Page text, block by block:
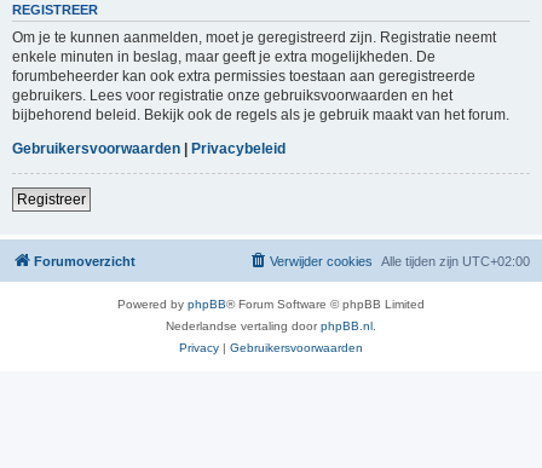
REGISTREER
Om je te kunnen aanmelden, moet je geregistreerd zijn. Registratie neemt
enkele minuten in beslag, maar geeft je extra mogelijkheden. De
forumbeheerder kan ook extra permissies toestaan aan geregistreerde
gebruikers. Lees voor registratie onze gebruiksvoorwaarden en het
bijbehorend beleid. Bekijk ook de regels als je gebruik maakt van het forum.
Gebruikersvoorwaarden
Privacybeleid
Registreer
Forumoverzicht Alle tijden zijn UTC+02:00
Verwijder cookies
Powered by phpBB® Forum Software © phpBB Limited
Nederlandse vertaling doorphpBB.nl
Privacy | Gebruikersvoorwaarden